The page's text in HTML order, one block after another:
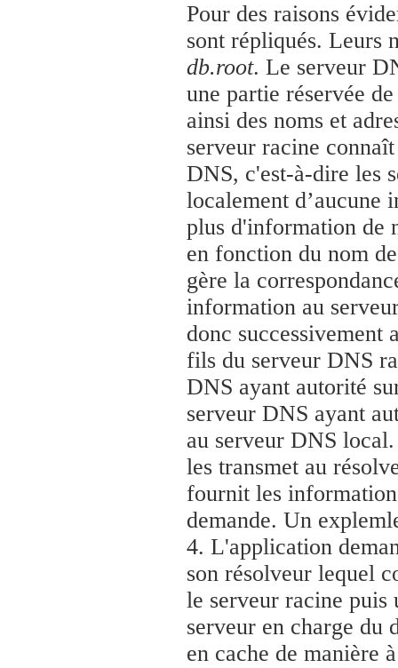
Pour des raisons
sont répliqués. Leurs
db.root. Le serveur
une partie réservée
ainsi des noms et
serveur racine
DNS, c'est-à-dire les
localement d’aucune
plus d'information de
en fonction du nom
gère la
information au
donc
fils du serveur DNS
DNS ayant autorité
serveur DNS ayant
au serveur DNS
les transmet au
fournit les
demande. Un
4. L'application
son résolveur lequel
le serveur racine
serveur en charge du
en cache de manière